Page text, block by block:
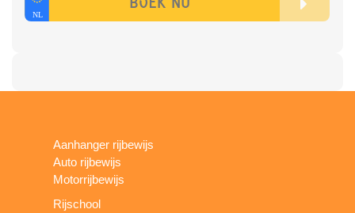
Aanhanger rijbewijs
Auto rijbewijs
Motorrijbewijs
Rijschool